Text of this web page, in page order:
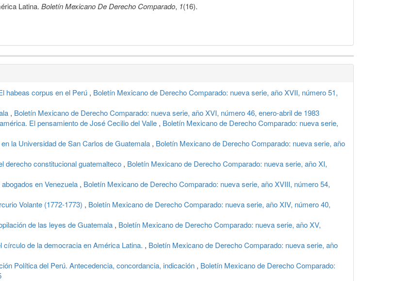
Latina. Boletín Mexicano De Derecho Comparado, 1(16).
habeas corpus en el Perú , Boletín Mexicano de Derecho Comparado: nueva serie, año XVII, número 51,
, Boletín Mexicano de Derecho Comparado: nueva serie, año XVI, número 46, enero-abril de 1983
El pensamiento de José Cecilio del Valle , Boletín Mexicano de Derecho Comparado: nueva serie,
la Universidad de San Carlos de Guatemala , Boletín Mexicano de Derecho Comparado: nueva serie, año
derecho constitucional guatemalteco , Boletín Mexicano de Derecho Comparado: nueva serie, año XI,
en Venezuela , Boletín Mexicano de Derecho Comparado: nueva serie, año XVIII, número 54,
Volante (1772-1773) , Boletín Mexicano de Derecho Comparado: nueva serie, año XIV, número 40,
de las leyes de Guatemala , Boletín Mexicano de Derecho Comparado: nueva serie, año XV,
círculo de la democracia en América Latina. , Boletín Mexicano de Derecho Comparado: nueva serie, año
Política del Perú. Antecedencia, concordancia, indicación , Boletín Mexicano de Derecho Comparado: